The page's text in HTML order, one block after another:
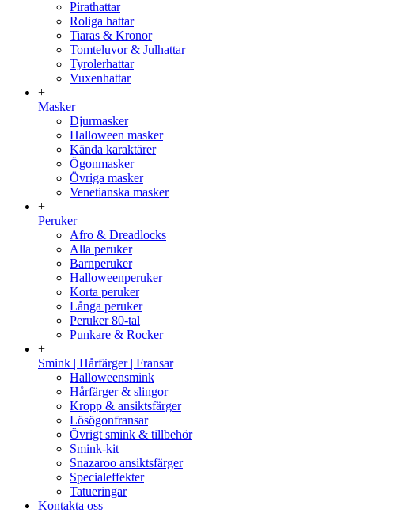
Pirathattar
Roliga hattar
Tiaras & Kronor
Tomteluvor & Julhattar
Tyrolerhattar
Vuxenhattar
+
Masker
Djurmasker
Halloween masker
Kända karaktärer
Ögonmasker
Övriga masker
Venetianska masker
+
Peruker
Afro & Dreadlocks
Alla peruker
Barnperuker
Halloweenperuker
Korta peruker
Långa peruker
Peruker 80-tal
Punkare & Rocker
+
Smink | Hårfärger | Fransar
Halloweensmink
Hårfärger & slingor
Kropp & ansiktsfärger
Lösögonfransar
Övrigt smink & tillbehör
Smink-kit
Snazaroo ansiktsfärger
Specialeffekter
Tatueringar
Kontakta oss